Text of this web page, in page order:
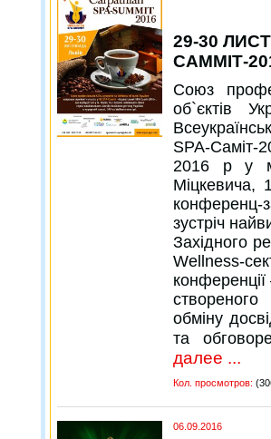
29-30
САММІТ-
Союз
об`єктів
SPA-Саміт-
2016 р у
Міцкевича,
зустріч
Західного
Wellness-
обміну
та
далее ...
Кол. просмотров:
06.09.2016